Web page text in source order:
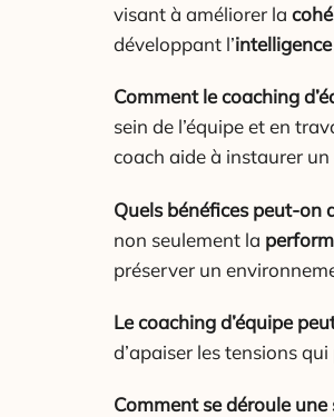
visant à améliorer la
développant l’
Comment le coaching
sein de l’équipe et en
coach aide à instaurer
Quels bénéfices peut-on
non seulement la
préserver un
Le coaching d’équipe
d’apaiser les tensions
Comment se déroule une